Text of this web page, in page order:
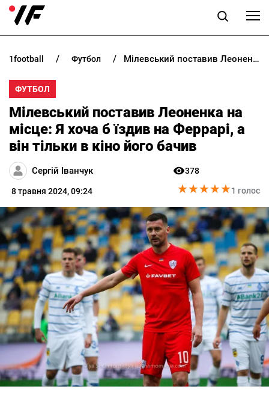
НОВИНИ
ПРОГНОЗИ
БУКМЕКЕРИ
РІЗНЕ
UKRU
1football футбол Мілевський поставив Леоненка на місце: Я хоча б їздив на Феррарі, а він тільки в кіно його бачив
ФУТБОЛ
Мілевський поставив Леоненка на
місце: Я хоча б їздив на Феррарі, а
він тільки в кіно його бачив
Сергій Іванчук
8 травня 2024, 09:24
378
★★★★★
★★★★★1 голос